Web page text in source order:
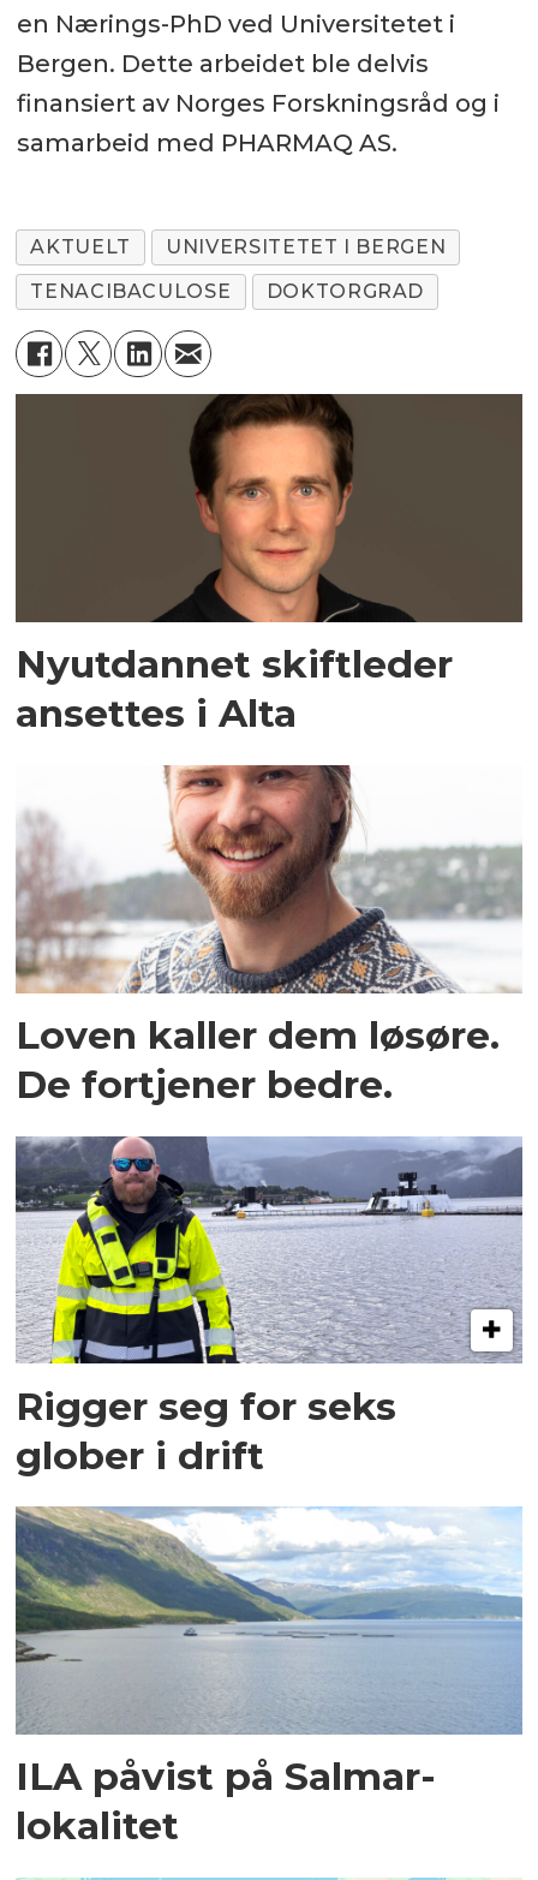
en Nærings-PhD ved Universitetet i
Bergen. Dette arbeidet ble delvis
finansiert av Norges Forskningsråd og i
samarbeid med PHARMAQ AS.
AKTUELT
UNIVERSITETET I BERGEN
TENACIBACULOSE
DOKTORGRAD
Nyutdannet skiftleder
ansettes i Alta
Loven kaller dem løsøre.
De fortjener bedre.
Rigger seg for seks
glober i drift
ILA påvist på Salmar-
lokalitet